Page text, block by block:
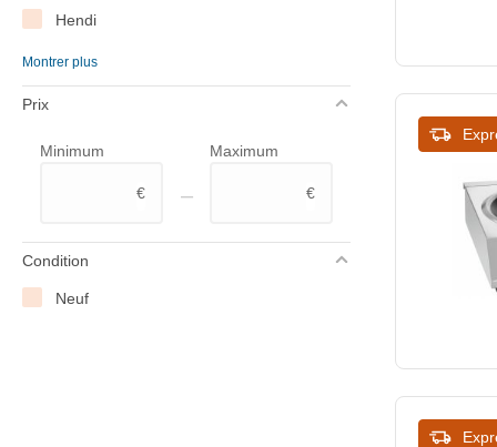
Hendi
Lincat
Saro
Montrer plus
Prix
Minimum
€ –
Maximum
€
Condition
Neuf